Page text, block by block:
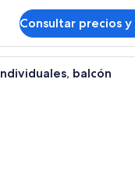
Consultar precios
Una habitación
balcón